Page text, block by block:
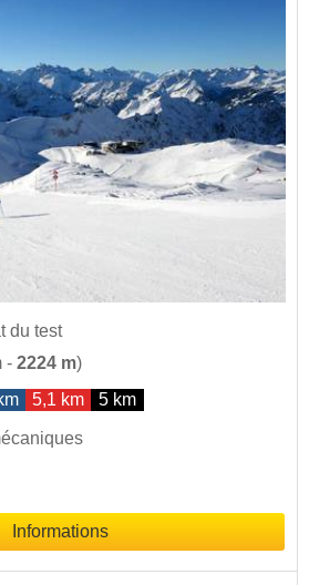
du test
- 2224 m)
5,1 km 5 km
Informations